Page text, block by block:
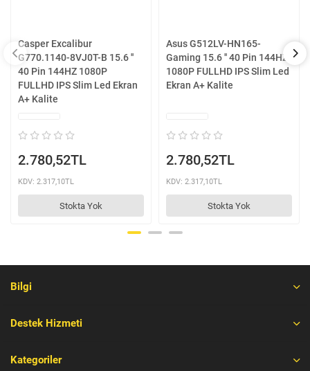
Casper Excalibur
G770.1140-8VJ0T-B 15.6 ''
40 Pin 144HZ 1080P
FULLHD IPS Slim Led Ekran
A+ Kalite
2.780,52TL
KDV: 2.317,10TL
Stokta Yok
Asus G512LV-HN165-
Gaming 15.6 '' 40 Pin 144HZ
1080P FULLHD IPS Slim Led
Ekran A+ Kalite
2.780,52TL
KDV: 2.317,10TL
Stokta Yok
Bilgi
Destek Hizmeti
Kategoriler